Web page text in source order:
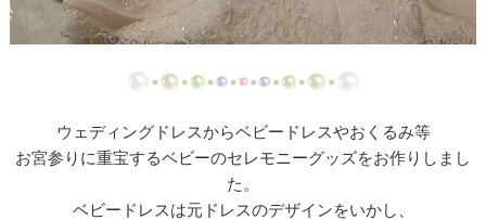
【ドレスリメイク】ふんわりチュールのベビードレ
ス
【ドレスリメイク】ミカドサテンのベビードレスⅠ
【ドレスリメイク】ミカドサテンのベビードレスⅡ
【ドレスリメイク】レースとチュールのふんわりベ
ウェディングドレスからベビードレスやおくるみ等
お宮参りに重宝するベビーのセレモニーグッズをお作りしまし
た。
ベビードレスは元ドレスのデザインをいかし、